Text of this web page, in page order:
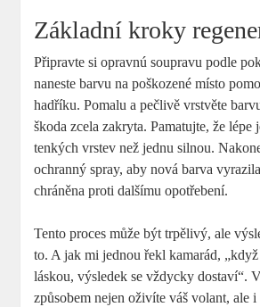
Základní kroky
Připravte si opravnú soupravu podle
naneste barvu na poškozené místo
hadříku. Pomalu a pečlivě vrstvěte
škoda zcela zakryta. Pamatujte, že lépe
tenkých vrstev než jednu silnou.
ochranný spray, aby nová barva
chráněna proti dalšímu opotřebení.
Tento proces může být trpělivý, ale
to. A jak mi jednou řekl kamarád, „když
láskou, výsledek se vždycky dostaví“.
způsobem nejen oživíte váš volant, ale